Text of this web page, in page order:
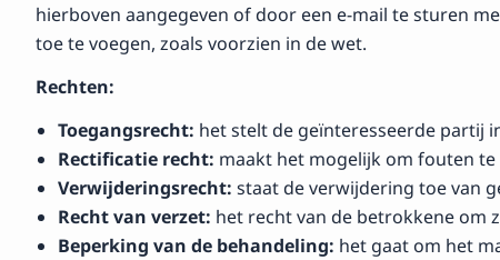
hierboven aangegeven of door een e-mail te sturen
toe te voegen, zoals voorzien in de wet.
Rechten:
Toegangsrecht: het stelt de geïnteresseerde partij
Rectificatie recht: maakt het mogelijk om fouten
Verwijderingsrecht: staat de verwijdering toe van
Recht van verzet: het recht van de betrokkene om
Beperking van de behandeling: het gaat om het